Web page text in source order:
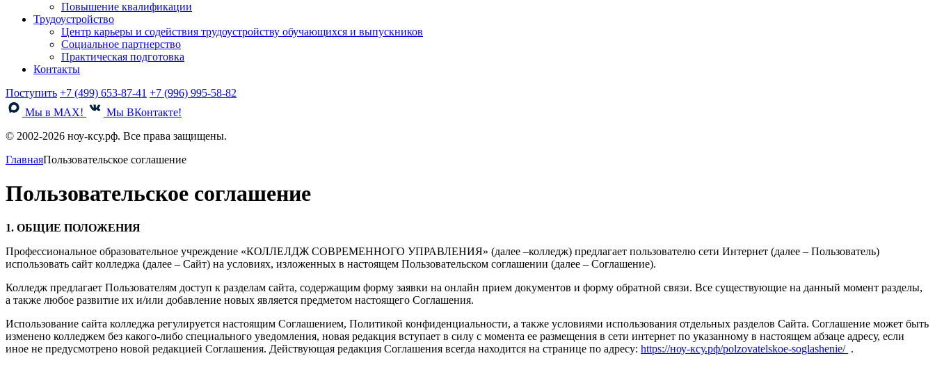
Повышение квалификации
Трудоустройство
Центр карьеры и содействия трудоустройству обучающихся и выпускников
Социальное партнерство
Практическая подготовка
Контакты
Поступить +7 (499) 653-87-41 +7 (996) 995-58-82
Мы в MAX!
Мы ВКонтакте!
© 2002-2026 ноу-ксу.рф. Все права защищены.
ГлавнаяПользовательское соглашение
Пользовательское соглашение
1. ОБЩИЕ ПОЛОЖЕНИЯ
Профессиональное образовательное учреждение «КОЛЛЕЛДЖ СОВРЕМЕННОГО УПРАВЛЕНИЯ» (далее –колледж) предлагает пользователю сети Интернет (далее – Пользователь)
использовать сайт колледжа (далее – Сайт) на условиях, изложенных в настоящем Пользовательском соглашении (далее – Соглашение).
Колледж предлагает Пользователям доступ к разделам сайта, содержащим форму заявки на онлайн прием документов и форму обратной связи. Все существующие на данный момент разделы,
а также любое развитие их и/или добавление новых является предметом настоящего Соглашения.
Использование сайта колледжа регулируется настоящим Соглашением, Политикой конфиденциальности, а также условиями использования отдельных разделов Сайта. Соглашение может быть
изменено колледжем без какого-либо специального уведомления, новая редакция вступает в силу с момента ее размещения в сети интернет по указанному в настоящем абзаце адресу, если
иное не предусмотрено новой редакцией Соглашения. Действующая редакция Соглашения всегда находится на странице по адресу: https://ноу-ксу.рф/polzovatelskoe-soglashenie/ .